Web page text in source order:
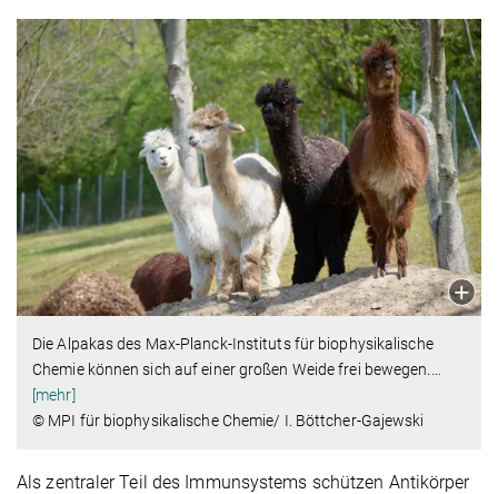
Die Alpakas des Max-Planck-Instituts für biophysikalische
Chemie können sich auf einer großen Weide frei bewegen.
[mehr]
© MPI für biophysikalische Chemie/ I. Böttcher-Gajewski
Als zentraler Teil des Immunsystems schützen Antikörper